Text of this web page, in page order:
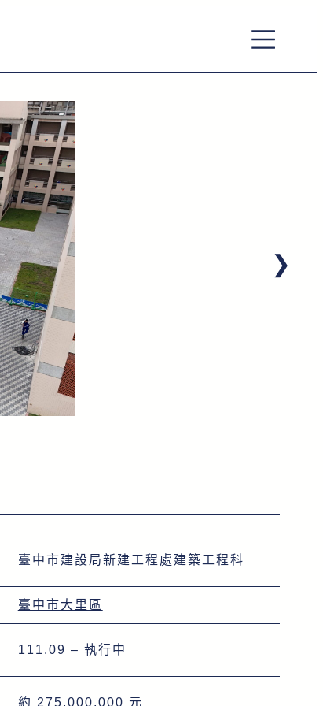
臺中市建設局新建工程處建築工程科
臺中市大里區
111.09 – 執行中
約 275,000,000 元